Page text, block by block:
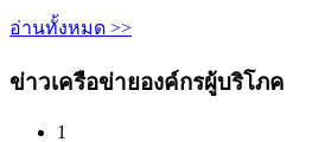
อ่านทั้งหมด >>
ข่าวเครือข่ายองค์กรผู้บริโภค
1